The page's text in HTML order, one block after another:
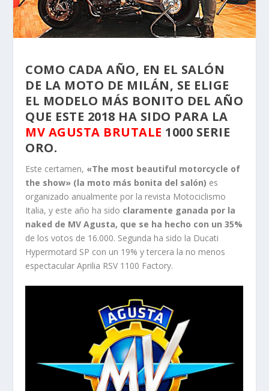
COMO CADA AÑO, EN EL SALÓN
DE LA MOTO DE MILÁN, SE ELIGE
EL MODELO MÁS BONITO DEL AÑO
QUE ESTE 2018 HA SIDO PARA LA
MV AGUSTA BRUTALE 1000 SERIE
ORO.
Este certamen, «The most beautiful motorcycle of
the show» (la moto más bonita del salón) es
organizado anualmente por la revista Motociclismo
Italia, y este año ha sido claramente ganada por la
naked de MV Agusta, que se ha hecho con un 35%
de los votos de 16.000. Segunda ha sido la Ducati
Hypermotard SP con un 19% y tercera la no menos
espectacular Aprilia RSV 1100 Factory.